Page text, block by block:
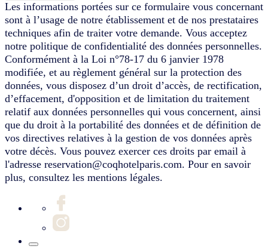
Les informations portées sur ce formulaire vous concernant
sont à l’usage de notre établissement et de nos prestataires
techniques afin de traiter votre demande. Vous acceptez
notre politique de confidentialité des données personnelles.
Conformément à la Loi n°78-17 du 6 janvier 1978
modifiée, et au règlement général sur la protection des
données, vous disposez d’un droit d’accès, de rectification,
d’effacement, d'opposition et de limitation du traitement
relatif aux données personnelles qui vous concernent, ainsi
que du droit à la portabilité des données et de définition de
vos directives relatives à la gestion de vos données après
votre décès. Vous pouvez exercer ces droits par email à
l'adresse reservation@coqhotelparis.com. Pour en savoir
plus, consultez les mentions légales.